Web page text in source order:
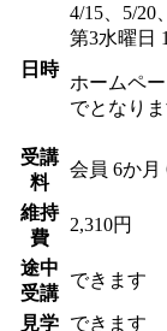
日時
4/15、5/20
第3水曜日
ホームペ
でとなりま
受講
料
会員 6か月
維持
費
2,310円
途中
受講
できます
見学 できます